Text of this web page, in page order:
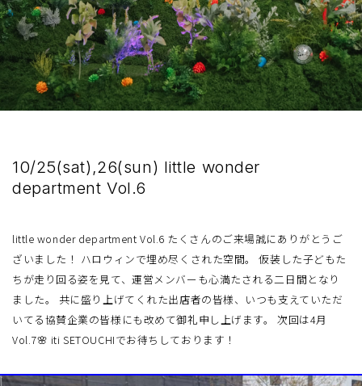
10/25(sat),26(sun) little wonder
department Vol.6
little wonder department Vol.6 たくさんのご来場誠にありがとうご
ざいました！ ハロウィンで埋め尽くされた空間。 仮装した子どもた
ちが走り回る姿を見て、運営メンバーも心満たされる二日間となり
ました。 共に盛り上げてくれた出店者の皆様、いつも支えていただ
いてる協賛企業の皆様にも改めて御礼申し上げます。 次回は4月
Vol.7🌸 iti SETOUCHIでお待ちしております！